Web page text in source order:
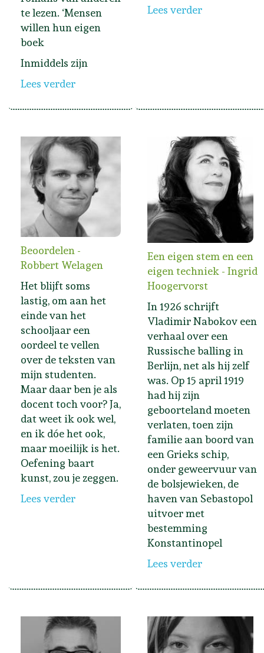
te lezen. ‘Mensen
willen hun eigen
boek
Inmiddels zijn
Lees verder
Lees verder
Beoordelen -
Robbert Welagen
Het blijft soms
lastig, om aan het
einde van het
schooljaar een
oordeel te vellen
over de teksten van
mijn studenten.
Maar daar ben je als
docent toch voor? Ja,
dat weet ik ook wel,
en ik dóe het ook,
maar moeilijk is het.
Oefening baart
kunst, zou je zeggen.
Lees verder
Een eigen stem en een
eigen techniek - Ingrid
Hoogervorst
In 1926 schrijft
Vladimir Nabokov een
verhaal over een
Russische balling in
Berlijn, net als hij zelf
was. Op 15 april 1919
had hij zijn
geboorteland moeten
verlaten, toen zijn
familie aan boord van
een Grieks schip,
onder geweervuur van
de bolsjewieken, de
haven van Sebastopol
uitvoer met
bestemming
Konstantinopel
Lees verder